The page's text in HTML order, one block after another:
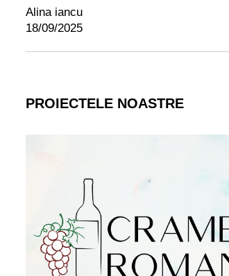
Alina iancu
18/09/2025
PROIECTELE NOASTRE